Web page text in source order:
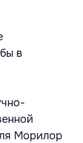
в
Морилор